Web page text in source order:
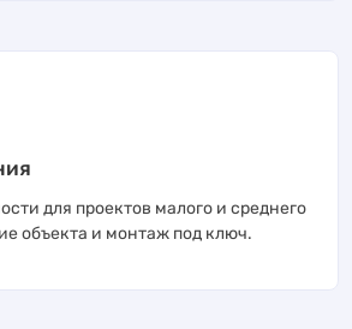
для проектов малого и среднего
объекта и монтаж под ключ.